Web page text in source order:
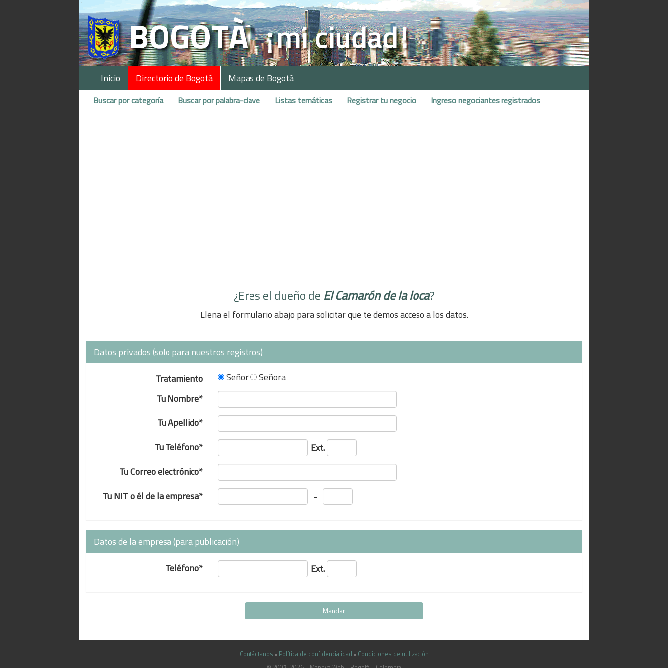
Inicio Directorio de Bogotá Mapas de Bogotá
Buscar por categoría Buscar por palabra-clave Listas temáticas Registrar tu negocio Ingreso negociantes registrados
¿Eres el dueño de El Camarón de la loca?
Llena el formulario abajo para solicitar que te demos acceso a los datos.
Datos privados (solo para nuestros registros)
Tratamiento
Señor
Señora
Tu Nombre*
Tu Apellido*
Tu Teléfono*
Ext.
Tu Correo electrónico*
Tu NIT o él de la empresa*
-
Datos de la empresa (para publicación)
Teléfono*
Ext.
Contáctanos • Política de confidencialidad • Condiciones de utilización